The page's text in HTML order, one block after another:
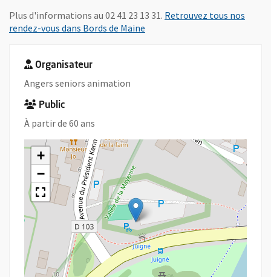
Plus d'informations au 02 41 23 13 31. Retrouvez tous nos
rendez-vous dans Bords de Maine
Organisateur
Angers seniors animation
Public
À partir de 60 ans
+
−